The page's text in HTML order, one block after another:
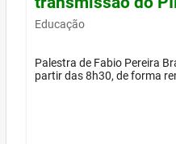
Educação
Palestra de Fabio Pereira
partir das 8h30, de forma